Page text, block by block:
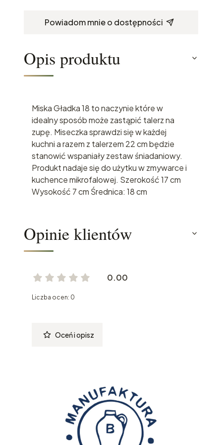
Powiadom mnie o dostępności
Opis produktu
Miska Gładka 18 to naczynie które w
idealny sposób może zastąpić talerz na
zupę. Miseczka sprawdzi się w każdej
kuchni a razem z talerzem 22 cm będzie
stanowić wspaniały zestaw śniadaniowy.
Produkt nadaje się do użytku w zmywarce i
kuchence mikrofalowej. Szerokość 17 cm
Wysokość 7 cm Średnica: 18 cm
Opinie klientów
0.00
Liczba ocen: 0
Oceń i opisz